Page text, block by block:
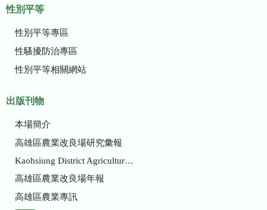
性別平等
性別平等專區
性騷擾防治專區
性別平等相關網站
出版刊物
本場簡介
高雄區農業改良場研究彙報
Kaohsiung District Agricultural Research and Extension Station
高雄區農業改良場年報
高雄區農業專訊